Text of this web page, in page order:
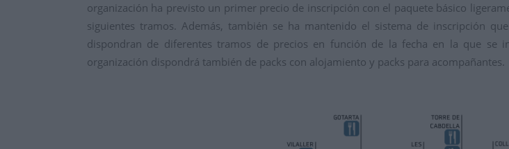
organización ha previsto un primer precio de inscripción con el paquete básico
siguientes tramos. Además, también se ha mantenido el sistema de inscripción
dispondran de diferentes tramos de precios en función de la fecha en la que se
organización dispondrá también de packs con alojamiento y packs para acompañantes.